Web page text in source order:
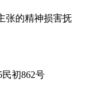
张的精神损害抚
民初862号